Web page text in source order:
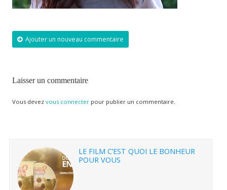
Ajouter un nouveau commentaire
Laisser un commentaire
Vous devez vous connecterpour publier un commentaire.
LE FILM C’EST QUOI LE BONHEUR
POUR VOUS